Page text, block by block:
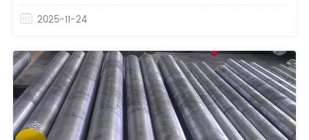
2025-11-24